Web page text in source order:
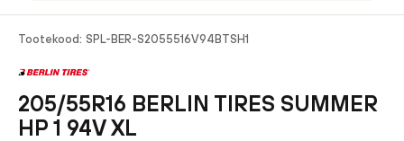
Tootekood: SPL-BER-S2055516V94BTSH1
205/55R16 BERLIN TIRES SUMMER
HP 1 94V XL